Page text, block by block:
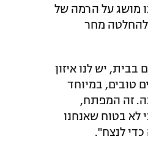
מושג על הרמה של
להחלטה מחר
יש לנו איזון
טובים, במיוחד
זה המפתח,
לא בטוח שאנחנו